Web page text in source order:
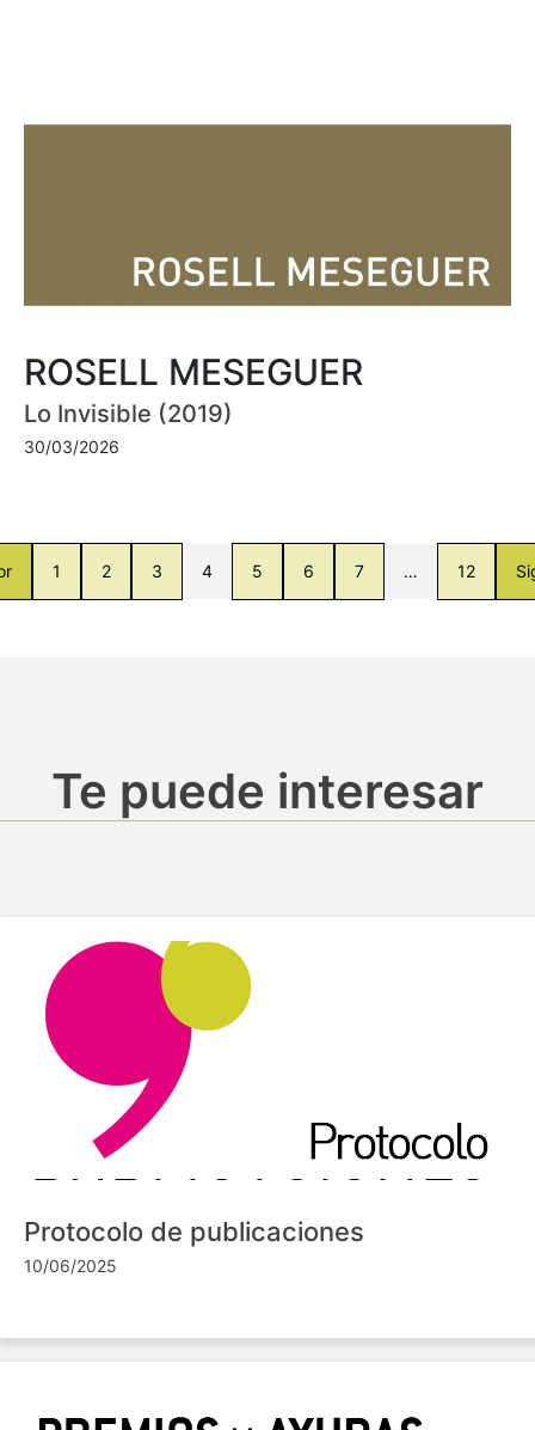
ROSELL MESEGUER
Lo Invisible (2019)
30/03/2026
1 2 3 4 5 6 7 … 12
Te puede interesar
Protocolo de publicaciones
10/06/2025